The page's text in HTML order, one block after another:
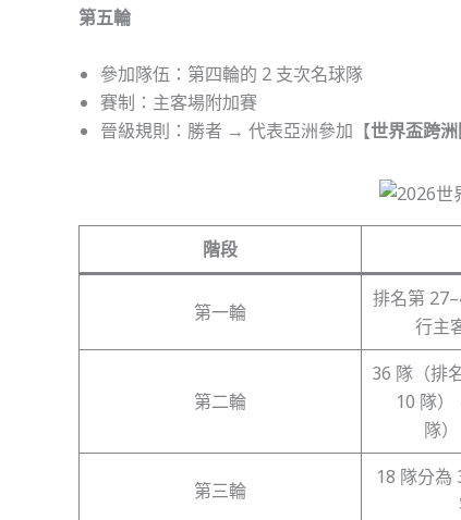
第五輪
參加隊伍：第四輪的 2 支次名球隊
賽制：主客場附加賽
晉級規則：勝者 → 代表亞洲參加【世界盃跨
階段
第一輪
排名第
行主
第二輪
36 隊（排
10 隊
隊
第三輪
18 隊分為